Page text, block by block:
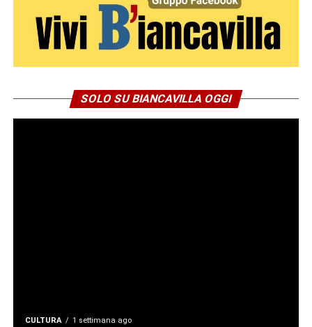
SOLO SU BIANCAVILLA OGGI
CULTURA 1 settimana ago